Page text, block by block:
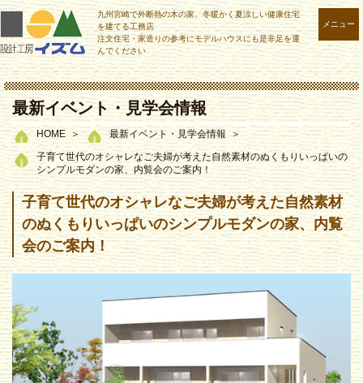
メニュー
九州宮崎で外断熱の木の家、冬暖かく夏涼しい健康住宅
を建てる工務店
注文住宅・家造りの参考にモデルハウスにも是非足を運
んでください
最新イベント・見学会情報
HOME
最新イベント・見学会情報
子育て世代のオシャレなご夫婦が考えた自然素材のぬくもりいっぱいの
シンプルモダンの家、内覧会のご案内！
子育て世代のオシャレなご夫婦が考えた自然素材
のぬくもりいっぱいのシンプルモダンの家、内覧
会のご案内！